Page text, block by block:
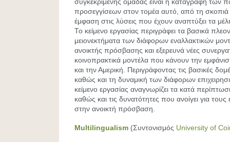
συγκεκριμένης ομάδας είναι η καταγραφή των
προσεγγίσεων στον τομέα αυτό, από τη σκοπιά
έμφαση στις λύσεις που έχουν αναπτύξει τα
Το κείμενο εργασίας περιγράφει τα βασικά
μειονεκτήματα των διάφορων εναλλακτικών
ανοικτής πρόσβασης και εξερευνά νέες
κοινοπρακτικά μοντέλα που κάνουν την
και την Αμερική. Περιγράφοντας τις βασικές
καθώς και τη δυναμική των διάφορων
κείμενο εργασίας αναγνωρίζει τα κατά
καθώς και τις δυνατότητες που ανοίγει για
στην ανοικτή πρόσβαση.
Multilingualism (Συντονισμός University of